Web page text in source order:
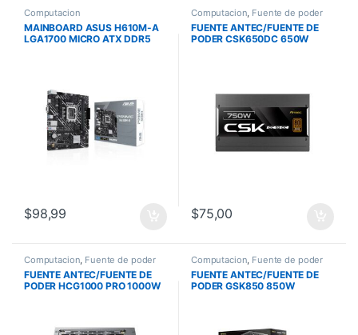
Computacion
MAINBOARD ASUS H610M-A
LGA1700 MICRO ATX DDR5
$98,99
Computacion, Fuente de poder
FUENTE ANTEC/FUENTE DE
PODER CSK650DC 650W
$75,00
Computacion, Fuente de poder
FUENTE ANTEC/FUENTE DE
PODER HCG1000 PRO 1000W
Computacion, Fuente de poder
FUENTE ANTEC/FUENTE DE
PODER GSK850 850W